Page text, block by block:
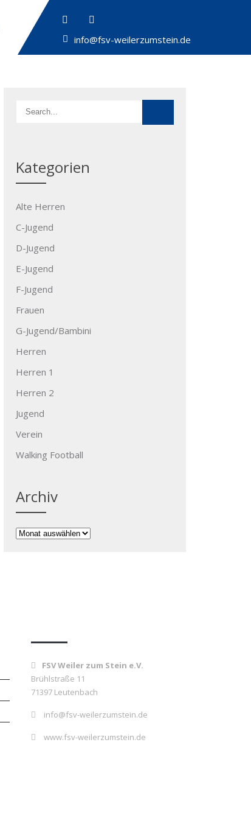
info@fsv-weilerzumstein.de
Kategorien
Alte Herren
C-Jugend
D-Jugend
E-Jugend
F-Jugend
Frauen
G-Jugend/Bambini
Herren
Herren 1
Herren 2
Jugend
Verein
Walking Football
Archiv
Archiv
FSV Weiler zum Stein e.V.
Brühlstraße 11
71397 Leutenbach
info@fsv-weilerzumstein.de
www.fsv-weilerzumstein.de